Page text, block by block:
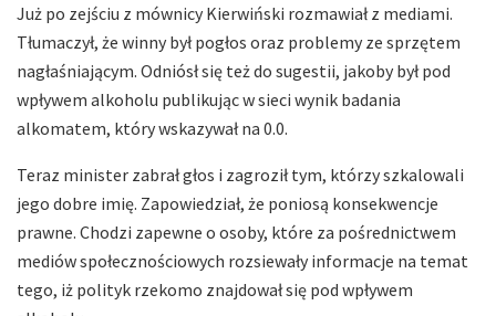
Już po zejściu z mównicy Kierwiński rozmawiał z mediami.
Tłumaczył, że winny był pogłos oraz problemy ze sprzętem
nagłaśniającym. Odniósł się też do sugestii, jakoby był pod
wpływem alkoholu publikując w sieci wynik badania
alkomatem, który wskazywał na 0.0.
Teraz minister zabrał głos i zagroził tym, którzy szkalowali
jego dobre imię. Zapowiedział, że poniosą konsekwencje
prawne. Chodzi zapewne o osoby, które za pośrednictwem
mediów społecznościowych rozsiewały informacje na temat
tego, iż polityk rzekomo znajdował się pod wpływem